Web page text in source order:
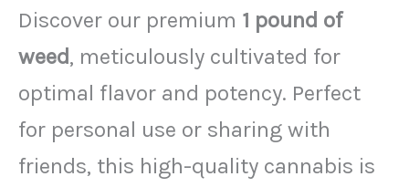
Discover our premium 1 pound of
weed, meticulously cultivated for
optimal flavor and potency. Perfect
for personal use or sharing with
friends, this high-quality cannabis is